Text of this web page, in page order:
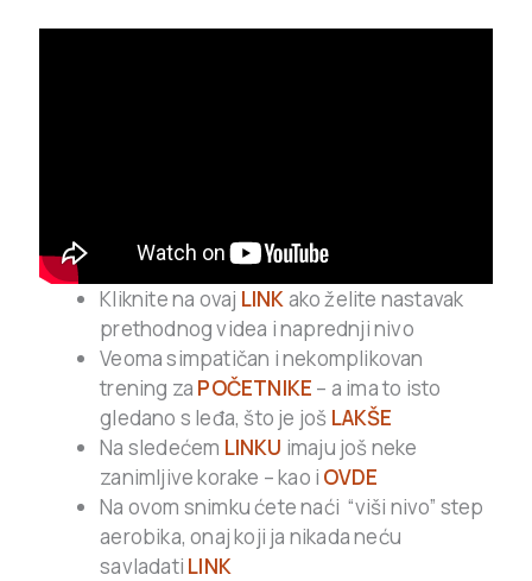
Kliknite na ovaj LINKako želite nastavak
prethodnog videa i naprednji nivo
Veoma simpatičan i nekomplikovan
trening za POČETNIKE – a ima to isto
gledano s leđa, što je još LAKŠE
Na sledećem LINKU imaju još neke
zanimljive korake – kao i OVDE
Na ovom snimku ćete naći “viši nivo” step
aerobika, onaj koji ja nikada neću
savladati LINK